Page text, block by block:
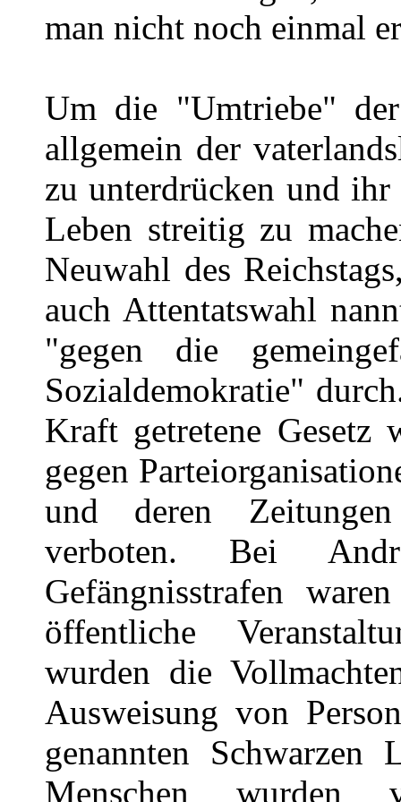
man nicht noch einmal
Um die "Umtriebe"
allgemein der
zu unterdrücken und
Leben streitig zu
Neuwahl des
auch Attentatswahl
"gegen die
Sozialdemokratie"
Kraft getretene Gesetz
gegen
und deren
verboten. Bei
Gefängnisstrafen
öffentliche
wurden die
Ausweisung von
genannten Schwarzen
Menschen wurden